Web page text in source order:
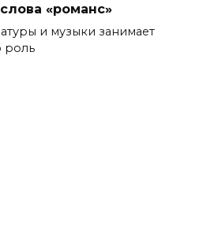
«романс»
и музыки занимает
роль